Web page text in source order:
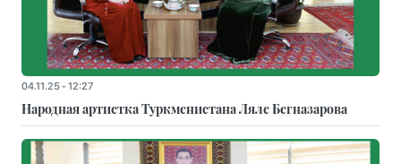
04.11.25 - 12:27
Народная артистка Туркменистана Ляле Бегназарова